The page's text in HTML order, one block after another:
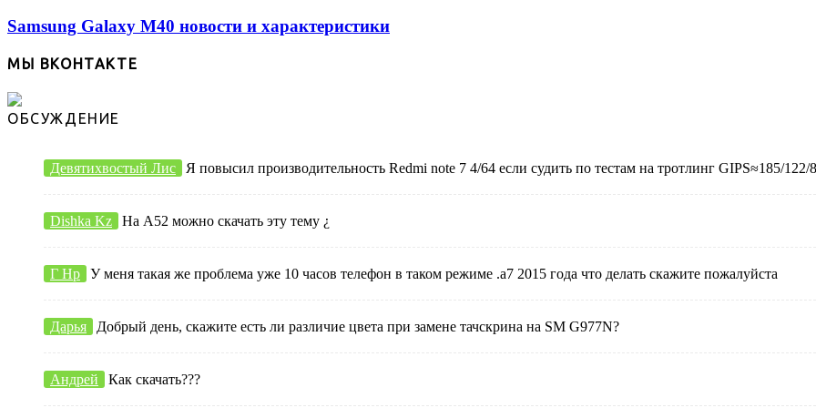
Samsung Galaxy M40 новости и характеристики
МЫ ВКОНТАКТЕ
ОБСУЖДЕНИЕ
Девятихвостый Лис Я повысил производительность Redmi note 7 4/64 если судить по тестам на тротлинг GIPS≈185/122/
Dishka Kz На А52 можно скачать эту тему ¿
Г Нр У меня такая же проблема уже 10 часов телефон в таком режиме .а7 2015 года что делать скажите пожалуйста
Дарья Добрый день, скажите есть ли различие цвета при замене тачскрина на SM G977N?
Андрей Как скачать???